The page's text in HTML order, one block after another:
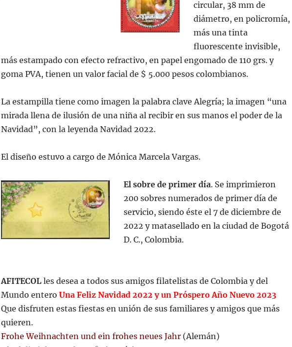
circular, 38 mm de
diámetro, en policromía,
más una tinta
fluorescente invisible,
más estampado con efecto refractivo, en papel engomado de 110 grs. y
goma PVA, tienen un valor facial de $ 5.000 pesos colombianos.
La estampilla tiene como imagen la palabra clave Alegría; la imagen “una
mirada llena de ilusión de una niña al recibir en sus manos el poder de la
Navidad”, con la leyenda Navidad 2022.
El diseño estuvo a cargo de Mónica Marcela Vargas.
El sobre de primer día. Se imprimieron
200 sobres numerados de primer día de
servicio, siendo éste el 7 de diciembre de
2022 y matasellado en la ciudad de Bogotá
D. C., Colombia.
AFITECOLles desea a todos sus amigos filatelistas de Colombia y del
Mundo entero Una Feliz Navidad 2022 y un Próspero Año Nuevo 2023
Que disfruten estas fiestas en unión de sus familiares y amigos que más
quieren.
Frohe Weihnachten und ein frohes neues Jahr(Alemán)